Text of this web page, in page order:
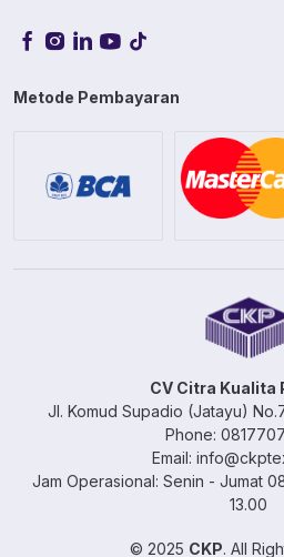
Metode Pembayaran
CV Citra Kualita
Jl. Komud Supadio (Jatayu)
Phone:
Email:
Jam Operasional: Senin - Jumat
13.00
© 2025 CKP. All